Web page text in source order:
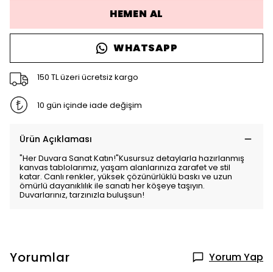
HEMEN AL
WHATSAPP
150 TL üzeri ücretsiz kargo
10 gün içinde iade değişim
Ürün Açıklaması
"Her Duvara Sanat Katın!"Kusursuz detaylarla hazırlanmış
kanvas tablolarımız, yaşam alanlarınıza zarafet ve stil
katar. Canlı renkler, yüksek çözünürlüklü baskı ve uzun
ömürlü dayanıklılık ile sanatı her köşeye taşıyın.
Duvarlarınız, tarzınızla buluşsun!
Yorumlar Yorum Yap